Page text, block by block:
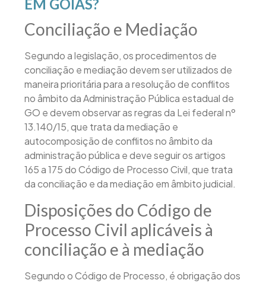
EM GOIÁS?
Conciliação e Mediação
Segundo a legislação, os procedimentos de
conciliação e mediação devem ser utilizados de
maneira prioritária para a resolução de conflitos
no âmbito da Administração Pública estadual de
GO e devem observar as regras da Lei federal nº
13.140/15, que trata da mediação e
autocomposição de conflitos no âmbito da
administração pública e deve seguir os artigos
165 a 175 do Código de Processo Civil, que trata
da conciliação e da mediação em âmbito judicial.
Disposições do Código de
Processo Civil aplicáveis à
conciliação e à mediação
Segundo o Código de Processo, é obrigação dos